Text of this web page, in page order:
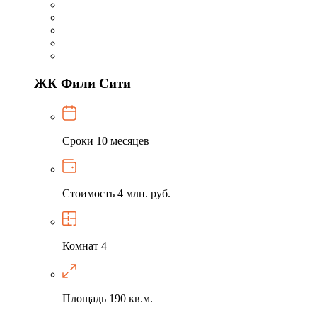
ЖК Фили Сити
Сроки 10 месяцев
Стоимость 4 млн. руб.
Комнат 4
Площадь 190 кв.м.